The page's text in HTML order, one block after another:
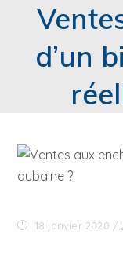
d’un
18 janvier 2020